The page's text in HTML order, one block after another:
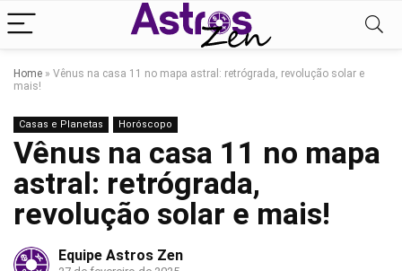
Home » Vênus na casa 11 no mapa astral: retrógrada, revolução solar e
mais!
Casas e Planetas Horóscopo
Vênus na casa 11 no mapa
astral: retrógrada,
revolução solar e mais!
Equipe Astros Zen